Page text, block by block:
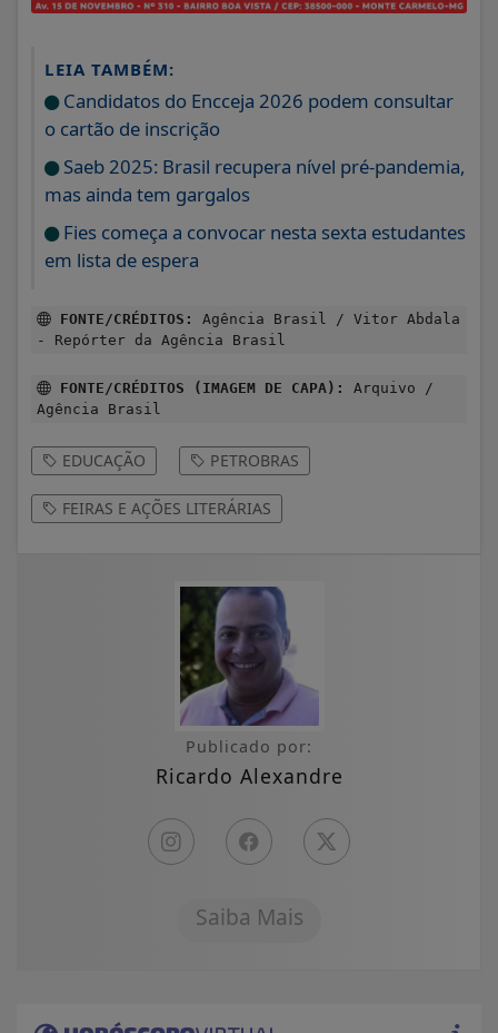
LEIA TAMBÉM:
Candidatos do Encceja 2026 podem consultar
o cartão de inscrição
Saeb 2025: Brasil recupera nível pré-pandemia,
mas ainda tem gargalos
Fies começa a convocar nesta sexta estudantes
em lista de espera
FONTE/CRÉDITOS:
Agência Brasil / Vitor Abdala
- Repórter da Agência Brasil
FONTE/CRÉDITOS (IMAGEM DE CAPA):
Arquivo /
Agência Brasil
EDUCAÇÃO PETROBRAS
FEIRAS E AÇÕES LITERÁRIAS
Publicado por:
Ricardo Alexandre
Saiba Mais